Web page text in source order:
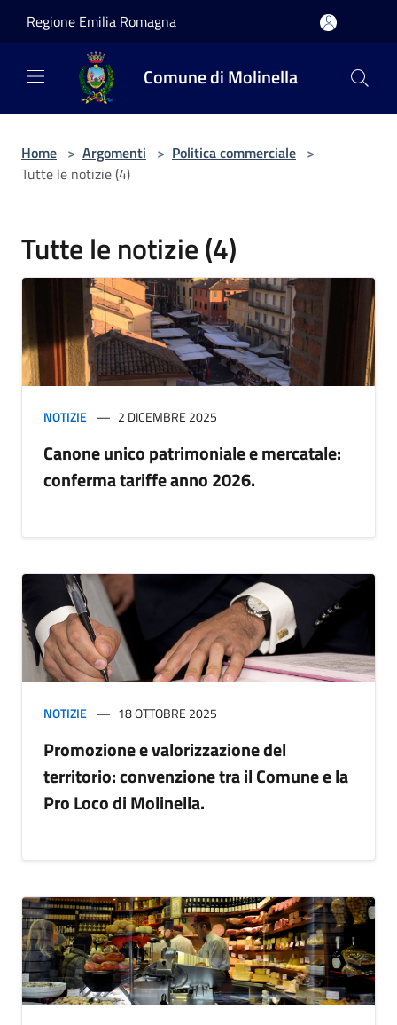
Regione Emilia Romagna
Comune di Molinella
Home > Argomenti > Politica commerciale >
Tutte le notizie (4)
Tutte le notizie (4)
NOTIZIE 2 DICEMBRE 2025
Canone unico patrimoniale e mercatale:
conferma tariffe anno 2026.
NOTIZIE 18 OTTOBRE 2025
Promozione e valorizzazione del
territorio: convenzione tra il Comune e la
Pro Loco di Molinella.